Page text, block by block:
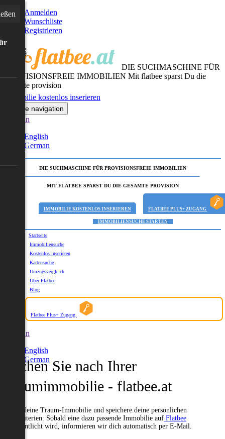
Anmelden
Wunschliste
Registrieren
DIE SUCHMASCHINE FÜR
PROVISIONSFREIE IMMOBILIEN Mit flatbee sparst Du die
gesamte provision
Immobilie kostenlos inserieren
Toggle navigation
German
English
German
DIE SUCHMASCHINE FÜR PROVISIONSFREIE IMMOBILIEN
MIT FLATBEE SPARST DU DIE GESAMTE PROVISION
IMMOBILIE KOSTENLOS INSERIEREN FLATBEE PLUS+ ZUGANG
IMMOBILIENSUCHE STARTEN
Startseite
Immobiliensuche
Kostenlos inserieren
Kartensuche
Umzugsvergleich
Über Flatbee
Blog
Flatbee Plus+ Zugang
German
English
German
Suchen Sie nach Ihrer
Traumimmobilie - flatbee.at
Suche deine Traum-Immobilie und speichere deine persönlichen
Suchkriterien: Sobald eine dazu passende Immobilie auf Flatbee
veröffentlicht wird, informieren wir dich automatisch per E-Mail.